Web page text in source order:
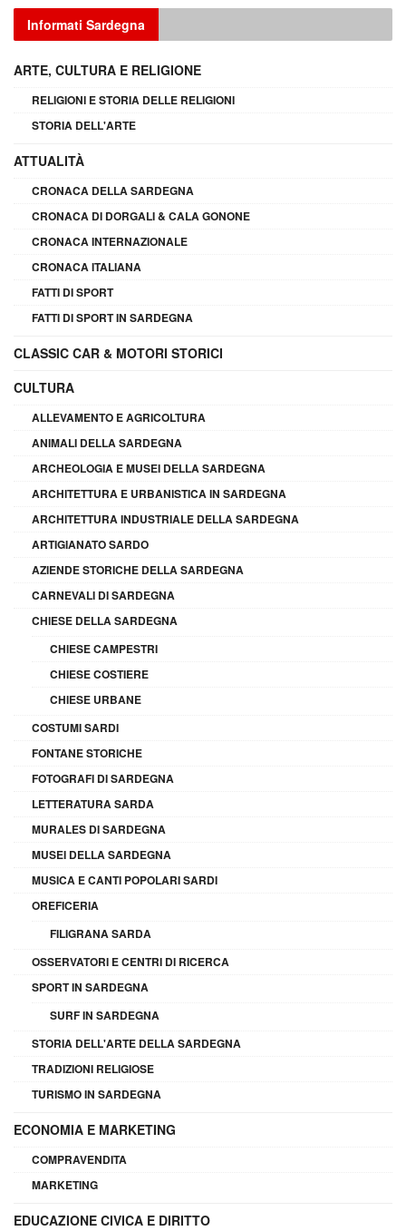
Informati Sardegna
ARTE, CULTURA E RELIGIONE
RELIGIONI E STORIA DELLE RELIGIONI
STORIA DELL'ARTE
ATTUALITÀ
CRONACA DELLA SARDEGNA
CRONACA DI DORGALI & CALA GONONE
CRONACA INTERNAZIONALE
CRONACA ITALIANA
FATTI DI SPORT
FATTI DI SPORT IN SARDEGNA
CLASSIC CAR & MOTORI STORICI
CULTURA
ALLEVAMENTO E AGRICOLTURA
ANIMALI DELLA SARDEGNA
ARCHEOLOGIA E MUSEI DELLA SARDEGNA
ARCHITETTURA E URBANISTICA IN SARDEGNA
ARCHITETTURA INDUSTRIALE DELLA SARDEGNA
ARTIGIANATO SARDO
AZIENDE STORICHE DELLA SARDEGNA
CARNEVALI DI SARDEGNA
CHIESE DELLA SARDEGNA
CHIESE CAMPESTRI
CHIESE COSTIERE
CHIESE URBANE
COSTUMI SARDI
FONTANE STORICHE
FOTOGRAFI DI SARDEGNA
LETTERATURA SARDA
MURALES DI SARDEGNA
MUSEI DELLA SARDEGNA
MUSICA E CANTI POPOLARI SARDI
OREFICERIA
FILIGRANA SARDA
OSSERVATORI E CENTRI DI RICERCA
SPORT IN SARDEGNA
SURF IN SARDEGNA
STORIA DELL'ARTE DELLA SARDEGNA
TRADIZIONI RELIGIOSE
TURISMO IN SARDEGNA
ECONOMIA E MARKETING
COMPRAVENDITA
MARKETING
EDUCAZIONE CIVICA E DIRITTO